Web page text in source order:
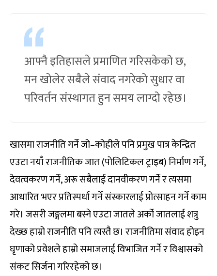
आफ्नै इतिहासले प्रमाणित गरिसकेको छ,
मन खोलेर सबैले संवाद नगरेको सुधार वा
परिवर्तन संस्थागत हुन समय लाग्दो रहेछ।
खासमा राजनीति गर्ने जो–कोहीले पनि प्रमुख पात्र केन्द्रित
एउटा नयाँ राजनीतिक जात (पोलिटिकल ट्राइब) निर्माण गर्ने,
देवत्वकरण गर्ने, अरू सबैलाई दानवीकरण गर्ने र त्यसमा
आधारित भएर प्रतिस्पर्धा गर्ने संस्कारलाई प्रोत्साहन गर्ने काम
गरे। जसरी जङ्गलमा बस्ने एउटा जातले अर्को जातलाई शत्रु
देख्छ हाम्रो राजनीति पनि त्यस्तै छ। राजनीतिमा संवाद होइन
घृणाको प्रवेशले हाम्रो समाजलाई विभाजित गर्ने र विश्वासको
संकट सिर्जना गरिरहेको छ।